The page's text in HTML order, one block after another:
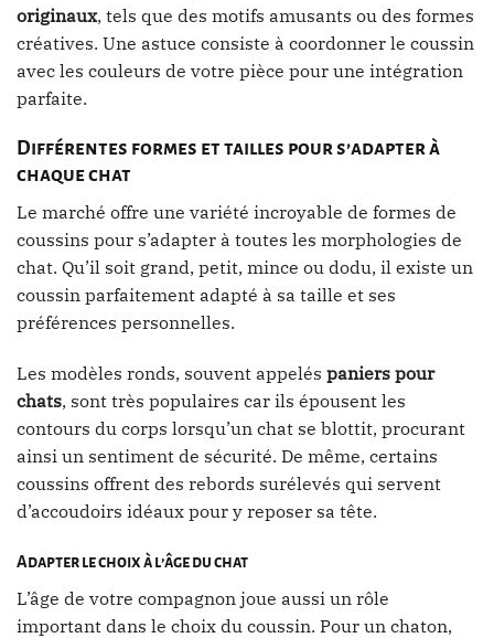
originaux, tels que des motifs amusants ou des formes
créatives. Une astuce consiste à coordonner le coussin
avec les couleurs de votre pièce pour une intégration
parfaite.
Différentes formes et tailles pour s’adapter à
chaque chat
Le marché offre une variété incroyable de formes de
coussins pour s’adapter à toutes les morphologies de
chat. Qu’il soit grand, petit, mince ou dodu, il existe un
coussin parfaitement adapté à sa taille et ses
préférences personnelles.
Les modèles ronds, souvent appelés paniers pour
chats, sont très populaires car ils épousent les
contours du corps lorsqu’un chat se blottit, procurant
ainsi un sentiment de sécurité. De même, certains
coussins offrent des rebords surélevés qui servent
d’accoudoirs idéaux pour y reposer sa tête.
Adapter le choix à l’âge du chat
L’âge de votre compagnon joue aussi un rôle
important dans le choix du coussin. Pour un chaton,